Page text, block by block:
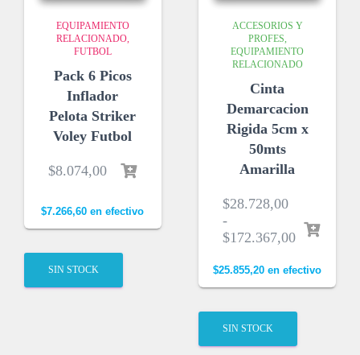
EQUIPAMIENTO
RELACIONADO
FUTBOL
Pack 6 Picos
Inflador
Pelota Striker
Voley Futbol
$8.074,00
$7.266,60 en efectivo
SIN STOCK
ACCESORIOS Y
PROFES
EQUIPAMIENTO
RELACIONADO
Cinta
Demarcacion
Rigida 5cm x
50mts
Amarilla
$28.728,00
-
$172.367,00
$25.855,20 en efectivo
SIN STOCK